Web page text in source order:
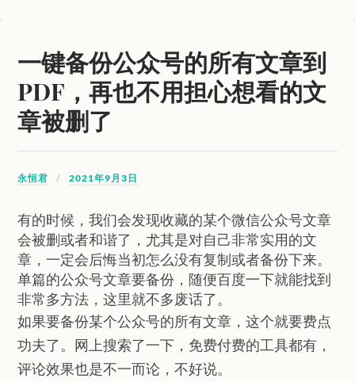
一键备份公众号的所有文章到
PDF，再也不用担心想看的文
章被删了
永恒君 2021年9月3日
有的时候，我们会发现收藏的某个微信公众号文章
会被删或者和谐了，尤其是对自己非常实用的文
章，一定会后悔当初怎么没有复制或者备份下来。
单篇的公众号文章要备份，随便百度一下就能找到
非常多方法，这里就不多废话了。
如果要备份某个公众号的所有文章，这个就要费点
功夫了。网上搜索了一下，免费付费的工具都有，
评论效果也是不一而论，不好说。